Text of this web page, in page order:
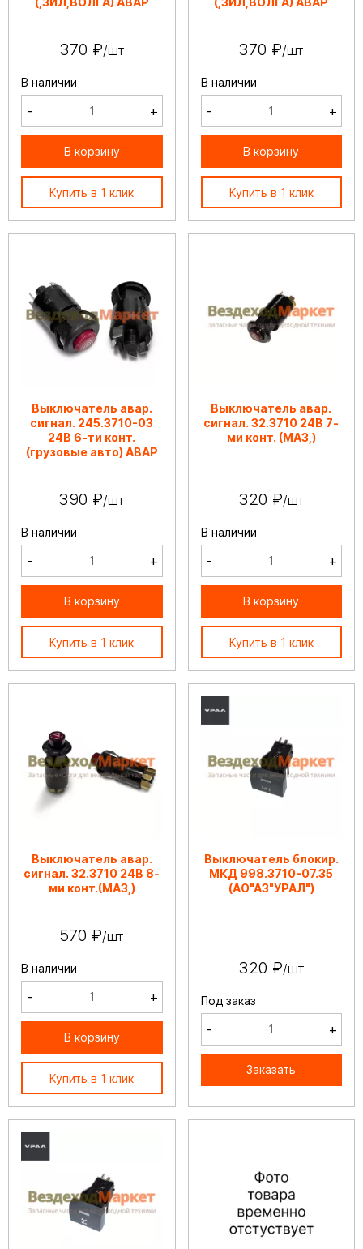
370 ₽/шт
В наличии
- +
В корзину
Купить в 1 клик
370 ₽/шт
В наличии
- +
В корзину
Купить в 1 клик
Выключатель авар.
сигнал. 245.3710-03
24В 6-ти конт.
(грузовые авто) АВАР
390 ₽/шт
В наличии
- +
В корзину
Купить в 1 клик
Выключатель авар.
сигнал. 32.3710 24В 7-
ми конт. (МАЗ,)
320 ₽/шт
В наличии
- +
В корзину
Купить в 1 клик
Выключатель авар.
сигнал. 32.3710 24В 8-
ми конт.(МАЗ,)
570 ₽/шт
В наличии
- +
В корзину
Купить в 1 клик
Выключатель блокир.
МКД 998.3710-07.35
(АО"АЗ"УРАЛ")
320 ₽/шт
Под заказ
- +
Заказать